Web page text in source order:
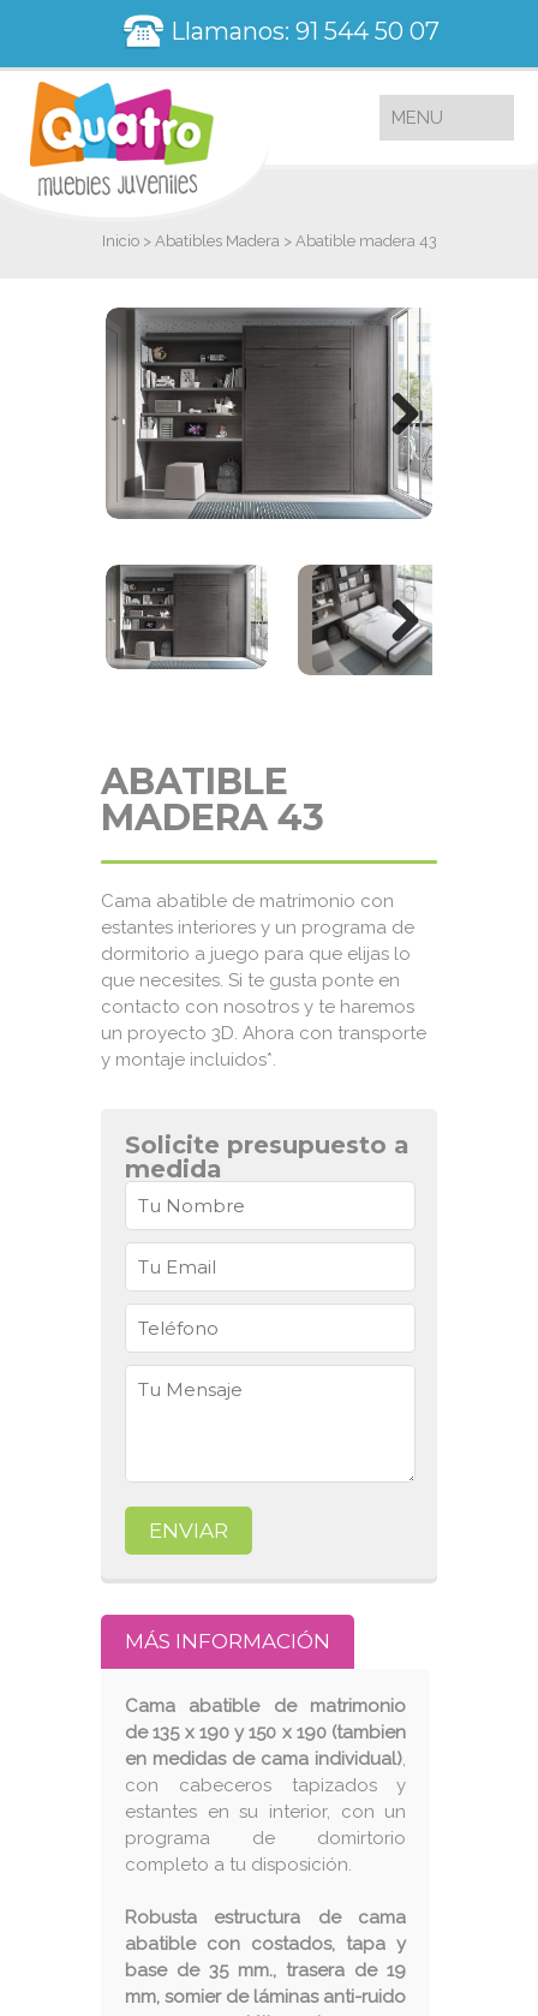
Llamanos: 91 544 50 07
Inicio > Abatibles Madera > Abatible madera 43
Next
Next
ABATIBLE
MADERA 43
Cama abatible de matrimonio con
estantes interiores y un programa de
dormitorio a juego para que elijas lo
que necesites. Si te gusta ponte en
contacto con nosotros y te haremos
un proyecto 3D. Ahora con transporte
y montaje incluidos* .
Solicite presupuesto a
medida
MÁS INFORMACIÓN
Cama abatible de matrimonio
de 135 x 190 y 150 x 190 (tambien
en medidas de cama individual),
con cabeceros tapizados y
estantes en su interior, con un
programa de domirtorio
completo a tu disposición.
Robusta estructura de cama
abatible con costados, tapa y
base de 35 mm., trasera de 19
mm, somier de láminas anti-ruido